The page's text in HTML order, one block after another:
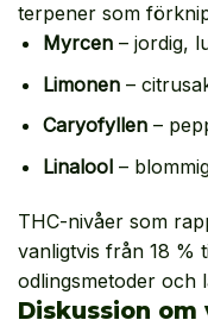
terpener som
Myrcen– jordig,
Limonen–
Caryofyllen–
Linalool–
THC-nivåer som
vanligtvis från 18 %
odlingsmetoder och
Diskussion